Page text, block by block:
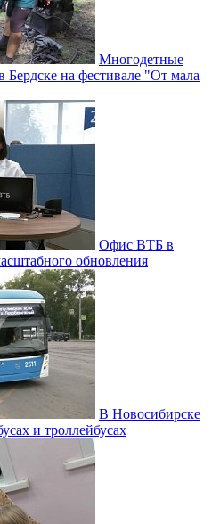
Многодетные
Бердске на фестивале "От мала
Офис ВТБ в
обновления
В Новосибирске
и троллейбусах